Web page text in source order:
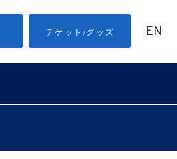
チケット/グッズ EN